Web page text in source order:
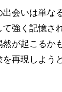
会いは単な
強く記憶さ
然が起こるか
再現しよう